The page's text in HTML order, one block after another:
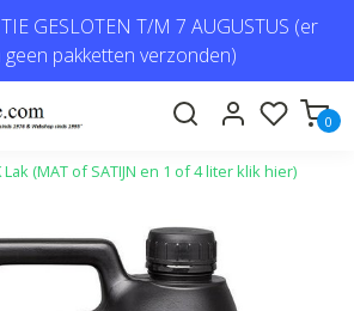
GESLOTEN T/M 7 AUGUSTUS (er
pakketten verzonden)
0
Lak (MAT of SATIJN en 1 of 4 liter klik hier)